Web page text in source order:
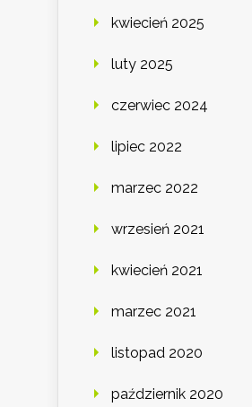
kwiecień 2025
luty 2025
czerwiec 2024
lipiec 2022
marzec 2022
wrzesień 2021
kwiecień 2021
marzec 2021
listopad 2020
październik 2020